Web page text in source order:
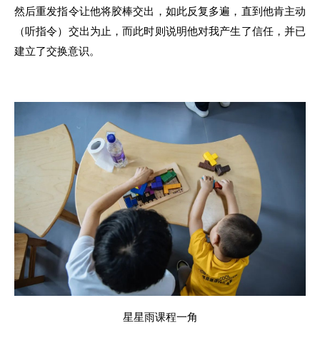
然后重发指令让他将胶棒交出，如此反复多遍 ， 直到他肯主动
（听指令）交出为止 ，而此时则说明他对我产生了信任， 并已
建立了交换意识。
星星雨课程一角